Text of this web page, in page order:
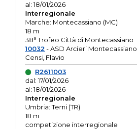
al: 18/01/2026
Interregionale
Marche: Montecassiano (MC)
18 m
38° Trofeo Città di Montecassiano
10032 - ASD Arcieri Montecassiano
Censi, Flavio
R2611003
dal: 17/01/2026
al: 18/01/2026
Interregionale
Umbria: Terni (TR)
18 m
competizione interregionale